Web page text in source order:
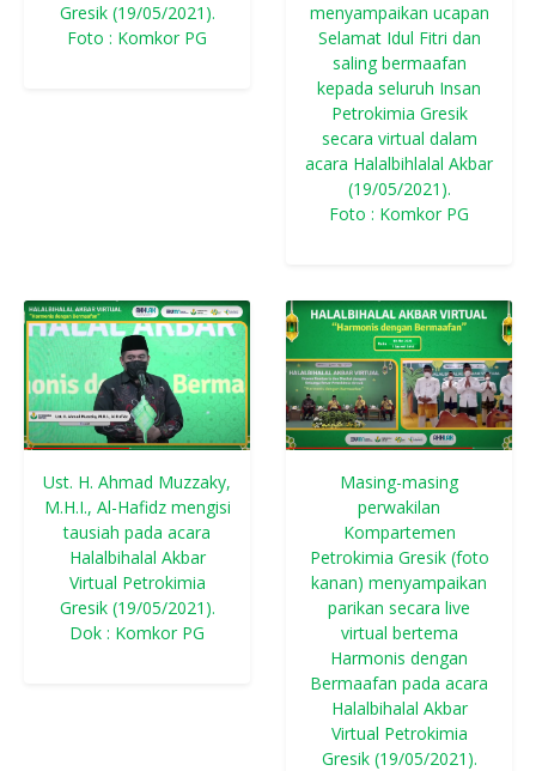
Gresik (19/05/2021).
Foto : Komkor PG
menyampaikan ucapan
Selamat Idul Fitri dan
saling bermaafan
kepada seluruh Insan
Petrokimia Gresik
secara virtual dalam
acara Halalbihlalal Akbar
(19/05/2021).
Foto : Komkor PG
Ust. H. Ahmad Muzzaky,
M.H.I., Al-Hafidz mengisi
tausiah pada acara
Halalbihalal Akbar
Virtual Petrokimia
Gresik (19/05/2021).
Dok : Komkor PG
Masing-masing
perwakilan
Kompartemen
Petrokimia Gresik (foto
kanan) menyampaikan
parikan secara live
virtual bertema
Harmonis dengan
Bermaafan pada acara
Halalbihalal Akbar
Virtual Petrokimia
Gresik (19/05/2021).